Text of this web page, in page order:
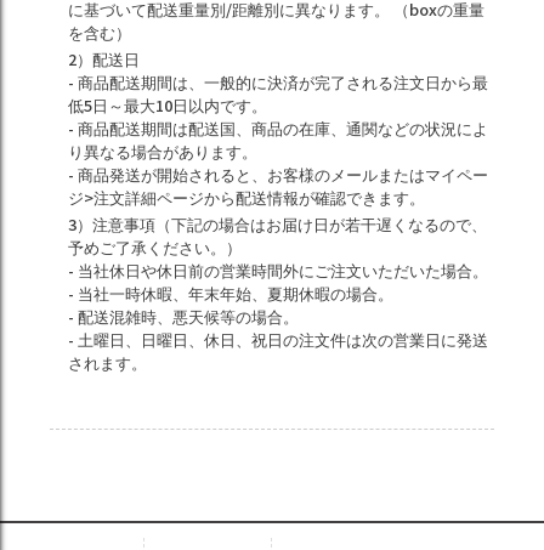
に基づいて配送重量別/距離別に異なります。 （boxの重量
を含む）
2）配送日
- 商品配送期間は、一般的に決済が完了される注文日から最
低5日～最大10日以内です。
- 商品配送期間は配送国、商品の在庫、通関などの状況によ
り異なる場合があります。
- 商品発送が開始されると、お客様のメールまたはマイペー
ジ>注文詳細ページから配送情報が確認できます。
3）注意事項（下記の場合はお届け日が若干遅くなるので、
予めご了承ください。）
- 当社休日や休日前の営業時間外にご注文いただいた場合。
- 当社一時休暇、年末年始、夏期休暇の場合。
- 配送混雑時、悪天候等の場合。
- 土曜日、日曜日、休日、祝日の注文件は次の営業日に発送
されます。